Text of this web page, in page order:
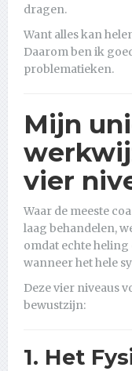
dragen.
Want alles kan
Daarom ben ik
problematieken.
Mijn
vier
Waar de meeste
laag behandelen,
omdat echte
wanneer het hele
Deze vier niveaus
bewustzijn:
1. Het